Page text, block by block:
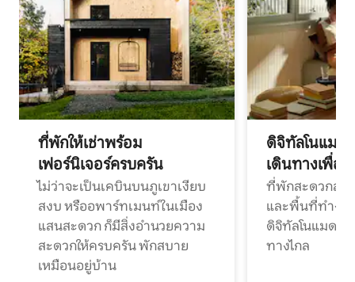
ที่พักให้เช่าพร้อม
เฟอร์นิเจอร์ครบครัน
ไม่ว่าจะเป็นเคบินบนภูเขาเงียบ
สงบ หรืออพาร์ทเมนท์ในเมือง
แสนสะดวก ก็มีสิ่งอำนวยความ
สะดวกให้ครบครัน พักสบาย
เหมือนอยู่บ้าน
ดิจิทัลโนแมด
เดินทางเพื่อ
ที่พักสะดวกสบ
และพื้นที่ทำงา
ดิจิทัลโนแมดแ
ทางไกล